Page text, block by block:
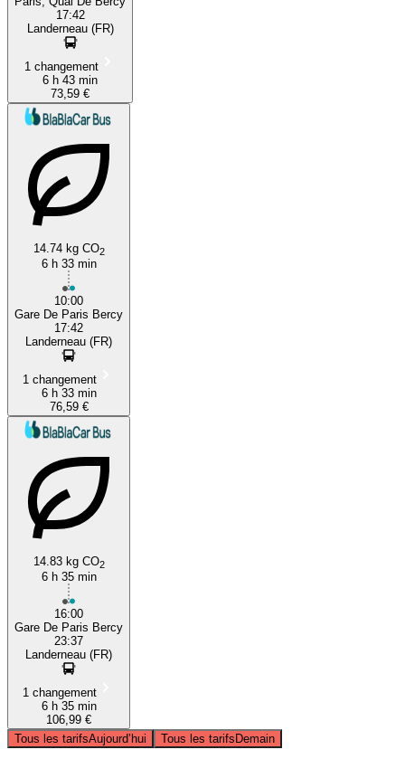
17:42
Landerneau (FR)
1 changement
6 h 43 min
73,59 €
14.74 kg CO2
6 h 33 min
10:00
Gare De Paris Bercy
17:42
Landerneau (FR)
1 changement
6 h 33 min
76,59 €
14.83 kg CO2
6 h 35 min
16:00
Gare De Paris Bercy
23:37
Landerneau (FR)
1 changement
6 h 35 min
106,99 €
Tous les tarifsAujourd’hui Tous les tarifsDemain